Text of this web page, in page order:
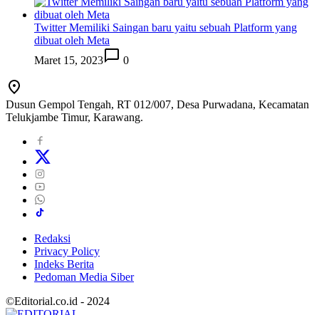
Twitter Memiliki Saingan baru yaitu sebuah Platform yang
dibuat oleh Meta
Maret 15, 2023
0
Dusun Gempol Tengah, RT 012/007, Desa Purwadana, Kecamatan
Telukjambe Timur, Karawang.
Redaksi
Privacy Policy
Indeks Berita
Pedoman Media Siber
©Editorial.co.id - 2024